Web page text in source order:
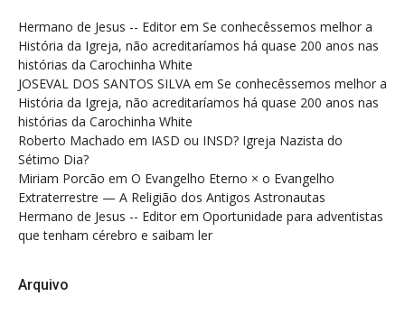
Hermano de Jesus -- Editor em Se conhecêssemos melhor a
História da Igreja, não acreditaríamos há quase 200 anos nas
histórias da Carochinha White
JOSEVAL DOS SANTOS SILVA em Se conhecêssemos melhor a
História da Igreja, não acreditaríamos há quase 200 anos nas
histórias da Carochinha White
Roberto Machado em IASD ou INSD? Igreja Nazista do
Sétimo Dia?
Miriam Porcão em O Evangelho Eterno × o Evangelho
Extraterrestre — A Religião dos Antigos Astronautas
Hermano de Jesus -- Editor em Oportunidade para adventistas
que tenham cérebro e saibam ler
Arquivo